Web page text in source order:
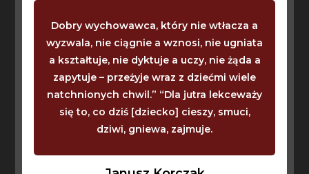
Dobry wychowawca, który nie wtłacza a
wyzwala, nie ciągnie a wznosi, nie ugniata
a kształtuje, nie dyktuje a uczy, nie żąda a
zapytuje – przeżyje wraz z dziećmi wiele
natchnionych chwil.” “Dla jutra lekceważy
się to, co dziś [dziecko] cieszy, smuci,
dziwi, gniewa, zajmuje.